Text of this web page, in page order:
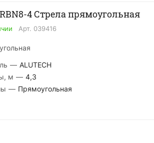
4 Стрела прямоугольная
Арт. 039416
— ALUTECH
м — 4,3
— Прямоугольная